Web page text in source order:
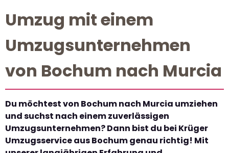
Umzug mit einem
Umzugsunternehmen
von Bochum nach Murcia
Du möchtest von Bochum nach Murcia umziehen
und suchst nach einem zuverlässigen
Umzugsunternehmen? Dann bist du bei Krüger
Umzugsservice aus Bochum genau richtig! Mit